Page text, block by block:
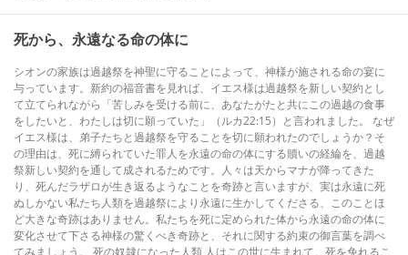
死から、永遠なる命の体に
シオンの家族は過越祭を神聖に守ることによって、神様が施される命の宴に
与っています。新約の福音書を見れば、イエス様は過越祭を新しい契約とし
て立てられながら「苦しみを受ける前に、あなたがたと共にこの過越の食事
をしたいと、わたしは切に願っていた」（ルカ22:15）と言われました。 なぜ
イエス様は、弟子たちと過越祭を守ることを切に願われたのでしょうか？そ
の理由は、死に縛られていた罪人を永遠の命の体にする贖いの経綸を、過越
祭新しい契約を通して成されるためです。人々は天からマナが降ってきた
り、死んだラザロが生き返るようなことを奇跡と言いますが、実は永遠に死
ぬしかない私たち人類を過越祭により永遠に生かしてくださる、このことほ
ど大きな奇跡はありません。私たちを死に定められた体から永遠の命の体に
変化させて下さる神様の驚くべき奇跡と、それに関する約束の御言葉を調べ
てみましょう。 死の奴隷になった人類 人はこの世に生まれて、死を免れるこ